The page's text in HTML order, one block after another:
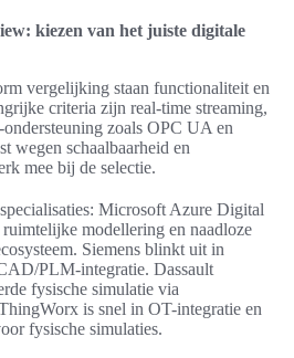
kiezen van het juiste digitale
vergelijking staan functionaliteit en
criteria zijn real-time streaming,
zoals OPC UA en
wegen schaalbaarheid en
mee bij de selectie.
Microsoft Azure Digital
modellering en naadloze
Siemens blinkt uit in
PLM-integratie. Dassault
fysische simulatie via
is snel in OT-integratie en
fysische simulaties.